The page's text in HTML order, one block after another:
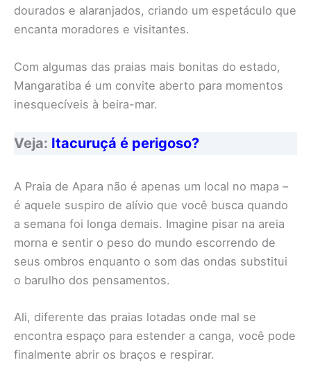
dourados e alaranjados, criando um espetáculo que
encanta moradores e visitantes.
Com algumas das praias mais bonitas do estado,
Mangaratiba é um convite aberto para momentos
inesquecíveis à beira-mar.
Veja: Itacuruçá é perigoso?
A Praia de Apara não é apenas um local no mapa –
é aquele suspiro de alívio que você busca quando
a semana foi longa demais. Imagine pisar na areia
morna e sentir o peso do mundo escorrendo de
seus ombros enquanto o som das ondas substitui
o barulho dos pensamentos.
Ali, diferente das praias lotadas onde mal se
encontra espaço para estender a canga, você pode
finalmente abrir os braços e respirar.